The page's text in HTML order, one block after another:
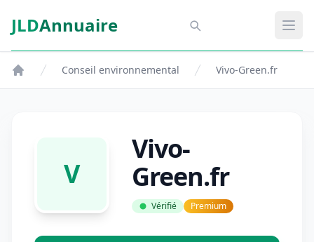
Aspect SDM
JLDAnnuaire
Conseil environnemental Vivo-Green.fr
V
Vivo-
Green.fr
Vérifié Premium